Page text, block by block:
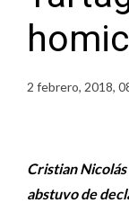
2 febrero, 2018,
Cristian
abstuvo de